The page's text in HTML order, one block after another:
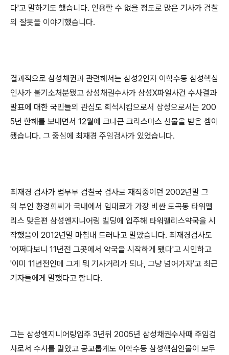
다'고 말하기도 했습니다. 인용할 수 없을 정도로 많은 기사가 검찰
의 잘못을 이야기했습니다.
결과적으로 삼성채권과 관련해서는 삼성2인자 이학수등 삼성핵심
인사가 불기소처분됐고 상성채권수사가 삼성X파일사건 수사결과
발표에 대한 국민들의 관심도 희석시킴으로서 삼성으로서는 200
5년 한해를 보내면서 12월에 크나큰 크리스마스 선물을 받은 셈이
됐습니다. 그 중심에 최재경 주임검사가 있었습니다.
최재경 검사가 법무부 검찰국 검사로 재직중이던 2002년말 그
의 부인 황경희씨가 국내에서 임대료가 가장 비싼 도곡동 타워팰
리스 맞은편 삼성엔지니어링 빌딩에 입주해 타워팰리스약국을 시
작했음이 2012년말 마침내 드러나고 말았습니다. 최재경검사도
'어쩌다보니 11년전 그곳에서 약국을 시작하게 됐다'고 시인하고
'이미 11년전인데 그게 뭐 기사거리가 되나, 그냥 넘어가자'고 최근
기자들에게 말했다고 합니다.
그는 삼성엔지니어링입주 3년뒤 2005년 삼성채권수사때 주임검
사로서 수사를 맡았고 공교롭게도 이학수등 삼성핵심인물이 모두